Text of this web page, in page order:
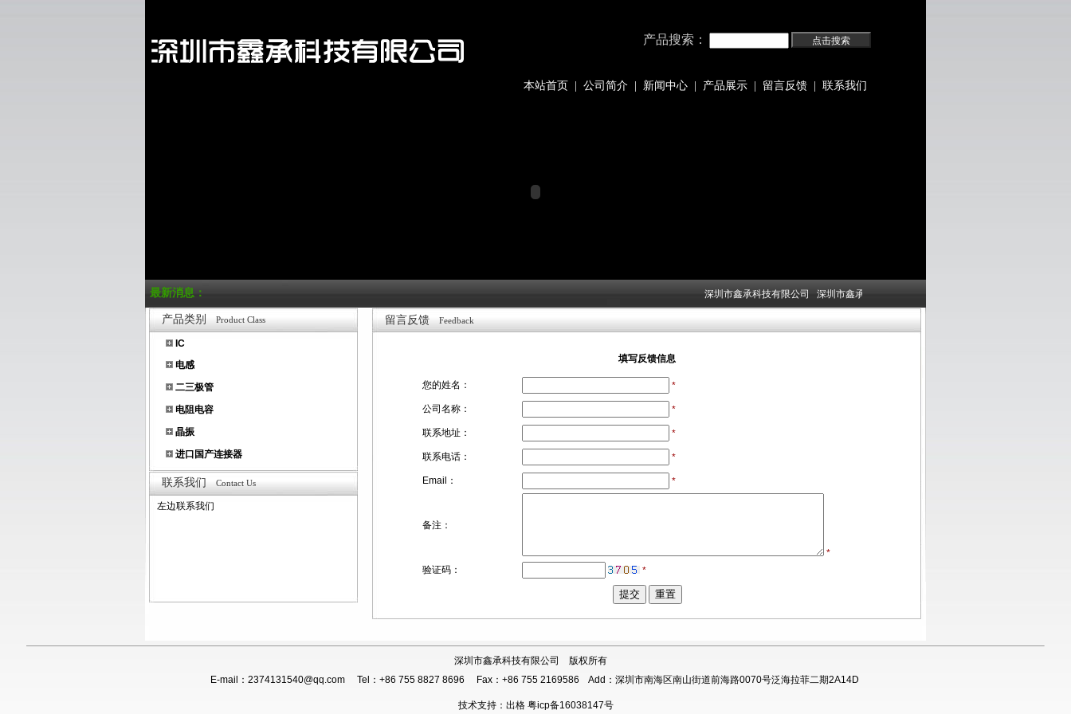
产品搜索：
本站首页 公司简介| 新闻中心| 产品展示| 留言反馈| 联系我们
最新消息： 深圳市鑫承科技有限公司 深圳市鑫承科技有限公司
产品类别 Product Class
IC
电感
二三极管
电阻电容
晶振
进口国产连接器
联系我们 Contact Us
左边联系我们
留言反馈 Feedback
填写反馈信息
您的姓名： *
公司名称： *
联系地址： *
联系电话： *
Email： *
备注：
*
验证码：
*
深圳市鑫承科技有限公司 版权所有
E-mail： 2374131540@qq.com Tel：+86 755 8827 8696 Fax：+86 755 2169586 Add：深圳市南海区南山街道前海路0070号泛海拉菲二期2A14D
技术支持： 出格 粤icp备16038147号